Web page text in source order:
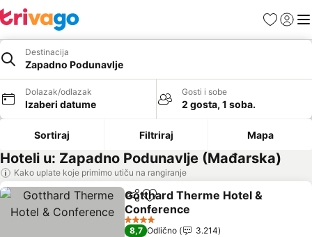
FavoritiPrijavi
Destinacija
Zapadno Podunavlje
Dolazak/odlazak
Izaberi datume
Gosti i sobe
2 gosta, 1 soba.
Sortiraj Filtriraj Mapa
Hoteli u: Zapadno Podunavlje (Mađarska)
Kako uplate koje primimo utiču na rangiranje
Deli Dodati u favorite
Gotthard Therme Hotel &
Conference
Pogledaj cene
4 Zvezdice
8,7 Odlično
3.214